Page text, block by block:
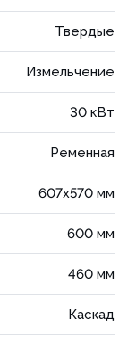
Твердые
Измельчение
30 кВт
Ременная
607x570 мм
600 мм
460 мм
Каскад